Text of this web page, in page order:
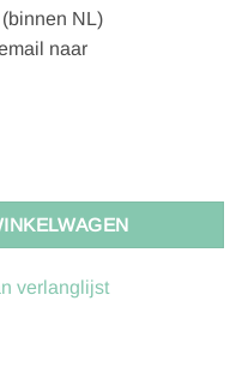
NL)
naar
verlanglijst